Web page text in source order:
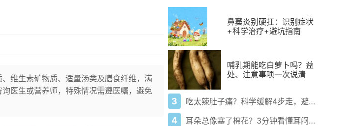
维生素矿物质、适量汤类及膳食纤维，满
医生或营养师，特殊情况需遵医嘱，避免
鼻窦炎别硬扛：识别症状
+科学治疗+避坑指南
哺乳期能吃白萝卜吗？益
处、注意事项一次说清
3 吃太辣肚子痛？科学缓解4步走，避免“辣出胃炎”
4 耳朵总像塞了棉花？3分钟看懂耳闷的真相与自救指南